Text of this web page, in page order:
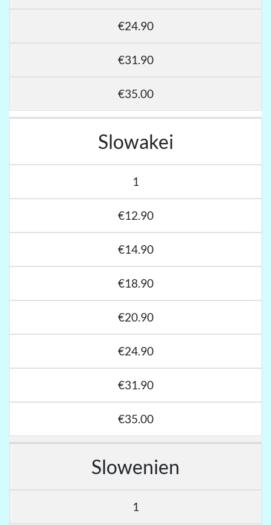
€24.90
€31.90
€35.00
Slowakei
1
€12.90
€14.90
€18.90
€20.90
€24.90
€31.90
€35.00
Slowenien
1